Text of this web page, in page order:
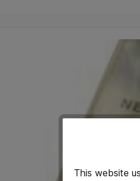
This website